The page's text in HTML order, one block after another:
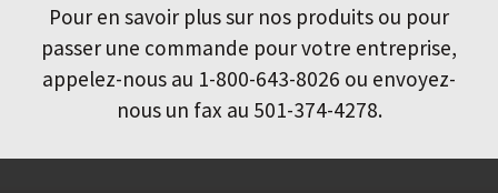
Pour en savoir plus sur nos produits ou pour
passer une commande pour votre entreprise,
appelez-nous au 1-800-643-8026 ou envoyez-
nous un fax au 501-374-4278.